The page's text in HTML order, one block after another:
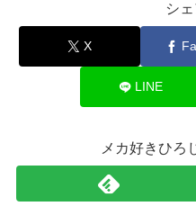
シ
X
LINE
メカ好きひろ